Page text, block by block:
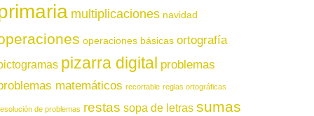
multiplicaciones navidad
operaciones básicas ortografía
pizarra digital problemas
matemáticos recortable reglas ortográficas
de problemas restas sopa de letras sumas